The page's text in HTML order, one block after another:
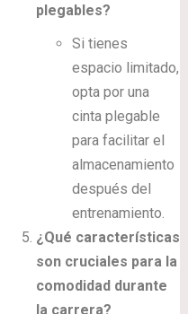
plegables?
Si tienes
espacio limitado,
opta por una
cinta plegable
para facilitar el
almacenamiento
después del
entrenamiento.
¿Qué características
son cruciales para la
comodidad durante
la carrera?